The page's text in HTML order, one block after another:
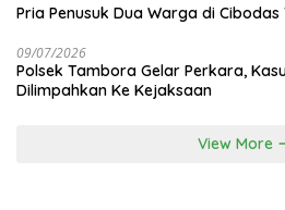
Pria Penusuk Dua Warga di
09/07/2026
Polsek Tambora Gelar Perkara,
Dilimpahkan Ke Kejaksaan
View More